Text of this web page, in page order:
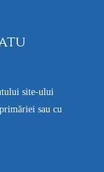
site-ului
sau cu